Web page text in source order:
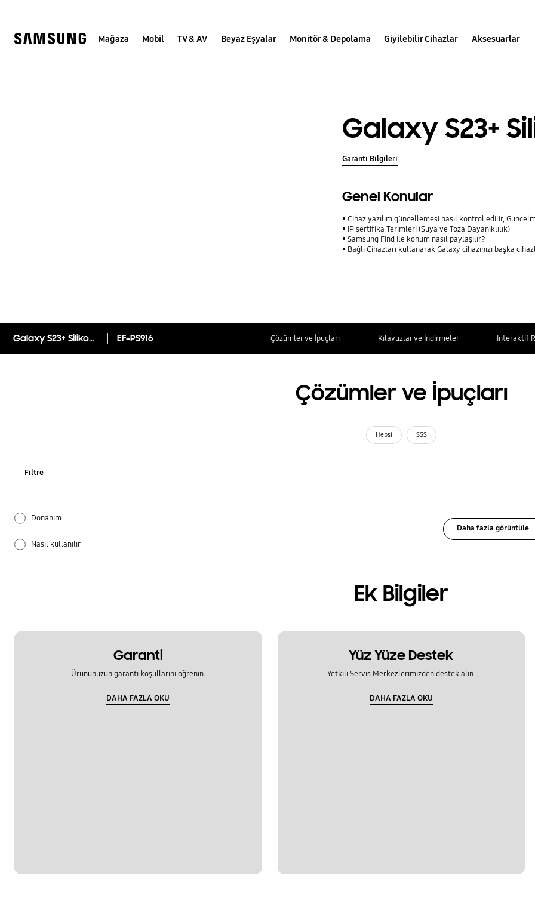
Mağaza Mobil TV & AV Beyaz Eşyalar Monitör & Depolama Giyilebilir Cihazlar Aksesuarlar
Galaxy S23+
Garanti Bilgileri
Genel Konular
Cihaz yazılım güncellemesi nasıl kontrol edilir,
IP sertifika Terimleri (Suya ve Toza Dayanıklılık)
Samsung Find ile konum nasıl paylaşılır?
Bağlı Cihazları kullanarak Galaxy cihazınızı başka
Galaxy S23+ Silikon Kılıf EF-PS916 Çözümler ve İpuçları Kılavuzlar ve İndirmeler Interaktif
Çözümler ve İpuçları
Hepsi SSS
Filtre
Donanım
Nasıl kullanılır
Daha fazla görüntüle
Ek Bilgiler
Garanti
Ürününüzün garanti koşullarını öğrenin.
DAHA FAZLA OKU
Yüz Yüze Destek
Yetkili Servis Merkezlerimizden destek alın.
DAHA FAZLA OKU